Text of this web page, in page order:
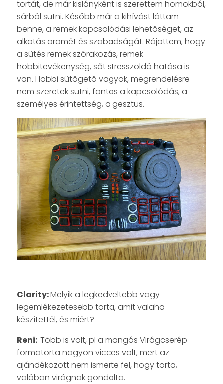
tortát, de már kislányként is szerettem homokból,
sárból sütni. Később már a kihívást láttam
benne, a remek kapcsolódási lehetőséget, az
alkotás örömét és szabadságát. Rájöttem, hogy
a sütés remek szórakozás, remek
hobbitevékenység, sőt stresszoldó hatása is
van. Hobbi sütögető vagyok, megrendelésre
nem szeretek sütni, fontos a kapcsolódás, a
személyes érintettség, a gesztus.
Clarity:Melyik a legkedveltebb vagy
legemlékezetesebb torta, amit valaha
készítettél, és miért?
Reni:Több is volt, pl a mangós Virágcserép
formatorta nagyon vicces volt, mert az
ajándékozott nem ismerte fel, hogy torta,
valóban virágnak gondolta.